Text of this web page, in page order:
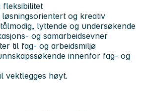
fleksibilitet
og kreativ
lyttende og undersøkende
og samarbeidsevner
til fag- og arbeidsmiljø
innenfor fag- og
vektlegges høyt.